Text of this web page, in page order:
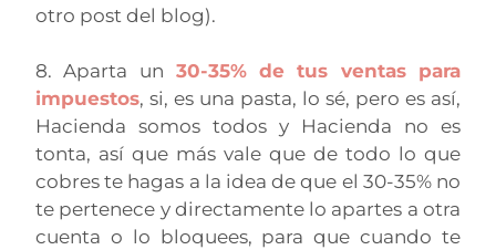
otro post del blog).
8. Aparta un 30-35% de tus ventas para
impuestos, si, es una pasta, lo sé, pero es así,
Hacienda somos todos y Hacienda no es
tonta, así que más vale que de todo lo que
cobres te hagas a la idea de que el 30-35% no
te pertenece y directamente lo apartes a otra
cuenta o lo bloquees, para que cuando te